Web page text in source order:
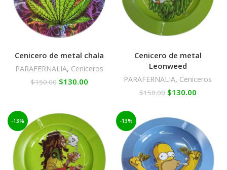
Cenicero de metal chala
PARAFERNALIA, Ceniceros
$150.00 $130.00
Cenicero de metal
Leonweed
PARAFERNALIA, Ceniceros
$150.00 $130.00
-13% -13%